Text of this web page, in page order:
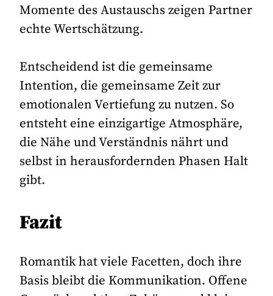
Momente des Austauschs zeigen Partner
echte Wertschätzung.
Entscheidend ist die gemeinsame
Intention, die gemeinsame Zeit zur
emotionalen Vertiefung zu nutzen. So
entsteht eine einzigartige Atmosphäre,
die Nähe und Verständnis nährt und
selbst in herausfordernden Phasen Halt
gibt.
Fazit
Romantik hat viele Facetten, doch ihre
Basis bleibt die Kommunikation. Offene